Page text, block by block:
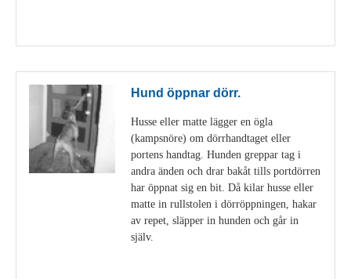
Hund öppnar dörr.
Husse eller matte lägger en ögla
(kampsnöre) om dörrhandtaget eller
portens handtag. Hunden greppar tag i
andra änden och drar bakåt tills portdörren
har öppnat sig en bit. Då kilar husse eller
matte in rullstolen i dörröppningen, hakar
av repet, släpper in hunden och går in
själv.